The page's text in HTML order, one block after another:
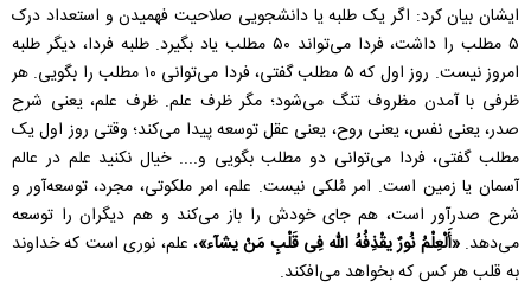
ایشان بیان کرد: اگر یک طلبه یا دانشجویی صلاحیت فهمیدن و استعداد درک
۵ مطلب را داشت، فردا می‌تواند ۵۰ مطلب یاد بگیرد. طلبه فردا، دیگر طلبه
امروز نیست. روز اول که ۵ مطلب گفتی، فردا می‌توانی ۱۰ مطلب را بگویی. هر
ظرفی با آمدن مظروف تنگ می‌شود؛ مگر ظرف علم. ظرف علم، یعنی شرح
صدر، یعنی نفس، یعنی روح، یعنی عقل توسعه پیدا می‌کند؛ وقتی روز اول یک
مطلب گفتی، فردا می‌توانی دو مطلب بگویی و.... خیال نکنید علم در عالم
آسمان یا زمین است. امر مُلکی نیست. علم، امر ملکوتی، مجرد، توسعه‌آور و
شرح صدرآور است، هم جای خودش را باز می‌کند و هم دیگران را توسعه
می‌دهد.«أَلْعِلْمُ نُورٌ یقْذِفُهُ اللّه فِی قَلْبِ مَنْ یشآء»، علم، نوری است که خداوند
به قلب هر کس که بخواهد می‌افکند.